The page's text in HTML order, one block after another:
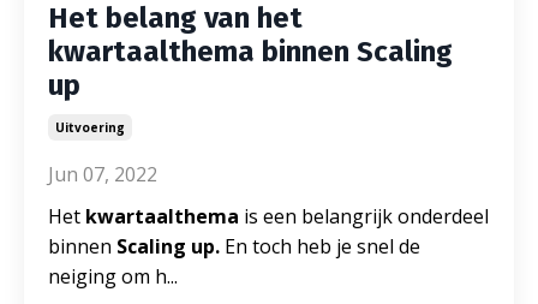
Het belang van het
kwartaalthema binnen Scaling
up
Uitvoering
Jun 07, 2022
Het kwartaalthema is een belangrijk onderdeel
binnen Scaling up. En toch heb je snel de
neiging om h...